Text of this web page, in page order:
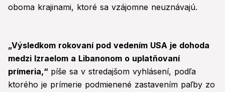
oboma krajinami, ktoré sa vzájomne neuznávajú.
„Výsledkom rokovaní pod vedením USA je dohoda
medzi Izraelom a Libanonom o uplatňovaní
prímeria,“ píše sa v stredajšom vyhlásení, podľa
ktorého je prímerie podmienené zastavením paľby zo